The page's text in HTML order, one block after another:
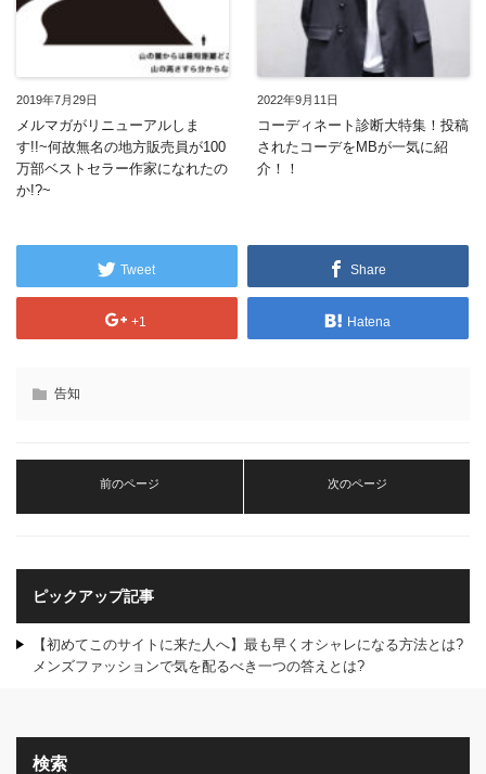
2019年7月29日
メルマガがリニューアルしま
す!!~何故無名の地方販売員が100
万部ベストセラー作家になれたの
か!?~
2022年9月11日
コーディネート診断大特集！投稿
されたコーデをMBが一気に紹
介！！
Tweet Share
+1 Hatena
告知
前のページ 次のページ
ピックアップ記事
【初めてこのサイトに来た人へ】最も早くオシャレになる方法とは?
メンズファッションで気を配るべき一つの答えとは?
検索